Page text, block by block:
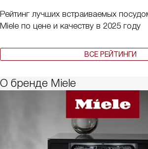
Рейтинг лучших встраиваемых
Miele по цене и качеству в 2025 году
ВСЕ РЕЙТИНГИ
О бренде Miele